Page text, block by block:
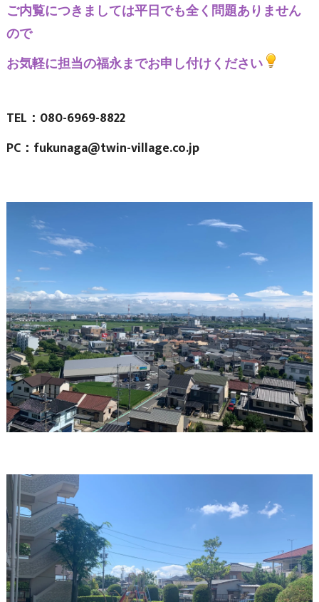
ご内覧につきましては平日でも全く問題ありません
ので
お気軽に担当の福永までお申し付けください
TEL：080-6969-8822
PC：fukunaga@twin-village.co.jp